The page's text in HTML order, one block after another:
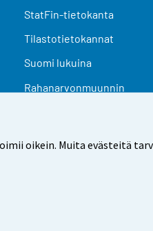
oikein. Muita evästeitä
StatFin-tietokanta
Tilastotietokannat
Suomi lukuina
Rahanarvonmuunnin